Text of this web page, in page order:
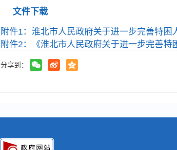
文件下载
附件1：淮北市人民政府关于进一步完善特
附件2：《淮北市人民政府关于进一步完善
分享到：